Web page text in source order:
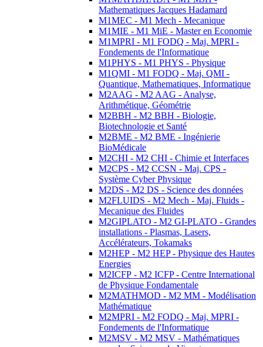
Mathematiques Jacques Hadamard
M1MEC - M1 Mech - Mecanique
M1MIE - M1 MiE - Master en Economie
M1MPRI - M1 FODQ - Maj. MPRI -
Fondements de l'Informatique
M1PHYS - M1 PHYS - Physique
M1QMI - M1 FODQ - Maj. QMI -
Quantique, Mathematiques, Informatique
M2AAG - M2 AAG - Analyse,
Arithmétique, Géométrie
M2BBH - M2 BBH - Biologie,
Biotechnologie et Santé
M2BME - M2 BME - Ingénierie
BioMédicale
M2CHI - M2 CHI - Chimie et Interfaces
M2CPS - M2 CCSN - Maj. CPS -
Système Cyber Physique
M2DS - M2 DS - Science des données
M2FLUIDS - M2 Mech - Maj. Fluids -
Mecanique des Fluides
M2GIPLATO - M2 GI-PLATO - Grandes
installations - Plasmas, Lasers,
Accélérateurs, Tokamaks
M2HEP - M2 HEP - Physique des Hautes
Energies
M2ICFP - M2 ICFP - Centre International
de Physique Fondamentale
M2MATHMOD - M2 MM - Modélisation
Mathématique
M2MPRI - M2 FODQ - Maj. MPRI -
Fondements de l'Informatique
M2MSV - M2 MSV - Mathématiques